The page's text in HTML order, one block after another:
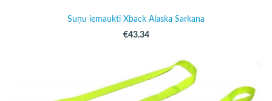
Suņu iemaukti Xback Alaska Sarkana
€43.34